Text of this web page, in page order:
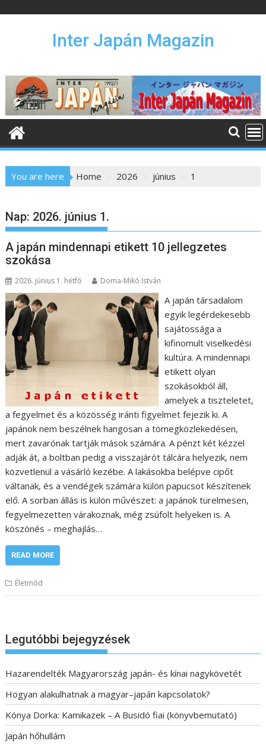
n
e
Inter Japán Magazin
You are here Home 2026 június 1
Nap: 2026. június 1.
A japán mindennapi etikett 10 jellegzetes
szokása
2026. június 1. hétfő Doma-Mikó István
A japán társadalom
egyik legérdekesebb
sajátossága a
kifinomult viselkedési
kultúra. A mindennapi
etikett olyan
szokásokból áll,
amelyek a tiszteletet,
a fegyelmet és a közösség iránti figyelmet fejezik ki. A
japánok nem beszélnek hangosan a tömegközlekedésen,
mert zavarónak tartják mások számára. A pénzt két kézzel
adják át, a boltban pedig a visszajárót tálcára helyezik, nem
közvetlenül a vásárló kezébe. A lakásokba belépve cipőt
váltanak, és a vendégek számára külön papucsot készítenek
elő. A sorban állás is külön művészet: a japánok türelmesen,
fegyelmezetten várakoznak, még zsúfolt helyeken is. A
köszönés – meghajlás…
READ MORE
Életmód
Legutóbbi bejegyzések
Hazarendelték Magyarország japán- és kínai nagykövetét
Hogyan alakulhatnak a magyar–japán kapcsolatok?
Kónya Dorka: Kamikazek – A Busidó fiai (könyvbemutató)
Japán hőhullám